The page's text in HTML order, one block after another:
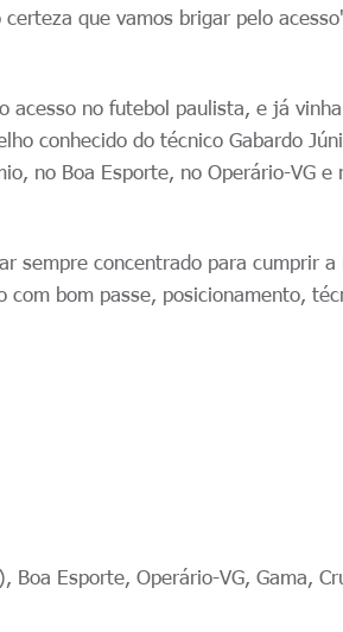
que vamos brigar pelo
acesso no futebol paulista, e já vinha
conhecido do técnico Gabardo
no Boa Esporte, no Operário-VG e
sempre concentrado para cumprir a
bom passe, posicionamento,
Boa Esporte, Operário-VG, Gama,